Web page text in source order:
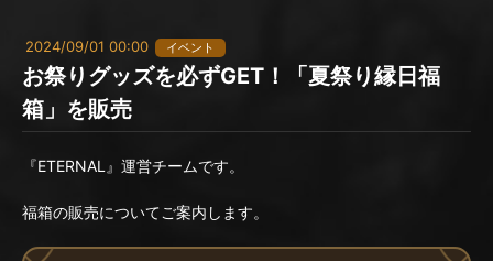
2024/09/01 00:00 イベント
お祭りグッズを必ずGET！「夏祭り縁日福
箱」を販売
『ETERNAL』運営チームです。
福箱の販売についてご案内します。